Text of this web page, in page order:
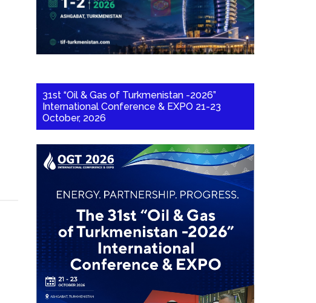
31st “Oil & Gas of Turkmenistan -2026”
International Conference & EXPO 21-23
October, 2026